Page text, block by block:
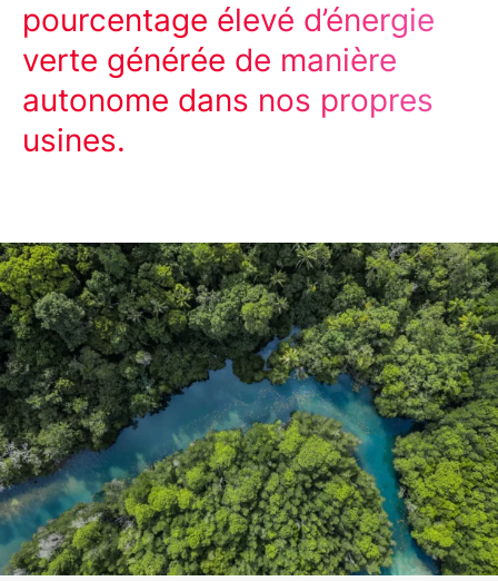
pourcentage élevé d’énergie
verte générée de manière
autonome dans nos propres
usines.